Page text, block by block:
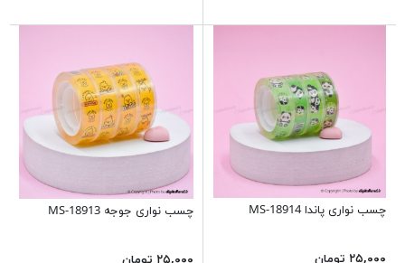
چسب نواری پاندا MS-18914
۲۵,۰۰۰ تومان
چسب نواری جوجه MS-18913